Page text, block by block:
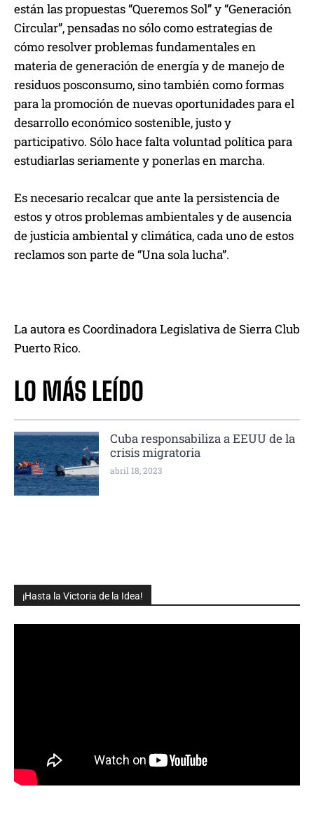
¡Hasta la Victoria de la Idea!
están las propuestas “Queremos Sol” y “Generación
Circular”, pensadas no sólo como estrategias de
cómo resolver problemas fundamentales en
materia de generación de energía y de manejo de
residuos posconsumo, sino también como formas
para la promoción de nuevas oportunidades para el
desarrollo económico sostenible, justo y
participativo. Sólo hace falta voluntad política para
estudiarlas seriamente y ponerlas en marcha.
Es necesario recalcar que ante la persistencia de
estos y otros problemas ambientales y de ausencia
de justicia ambiental y climática, cada uno de estos
reclamos son parte de “Una sola lucha”.
La autora es Coordinadora Legislativa de Sierra Club
Puerto Rico.
LO MÁS LEÍDO
Cuba responsabiliza a EEUU de la
crisis migratoria
abril 18, 2023